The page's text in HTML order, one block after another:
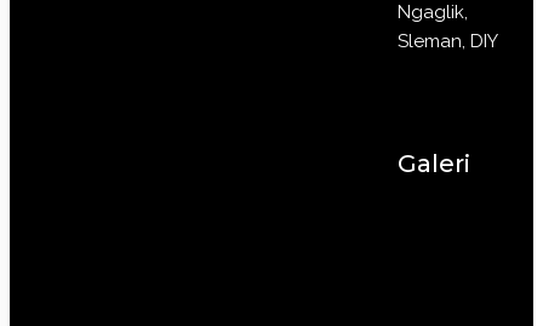
Ngaglik,
Sleman, DIY
Galeri